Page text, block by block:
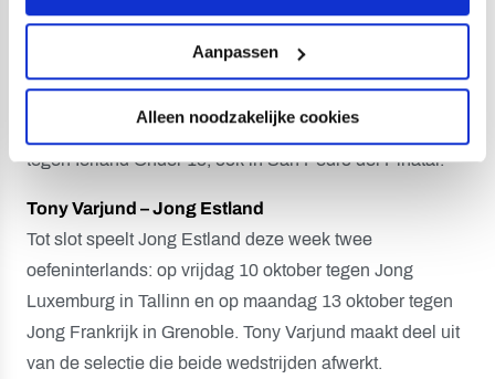
Aanpassen
Alleen noodzakelijke cookies
Oranje Onder 18, en treft dus mede-FC Utrechter Jaygo
van Ommeren. Dit duel staat gepland voor vrijdag 10
oktober in Murcia. Op maandag 13 oktober speelt Polen
tegen Ierland Onder 18, ook in San Pedro del Pinatar.
Tony Varjund – Jong Estland
Tot slot speelt Jong Estland deze week twee
oefeninterlands: op vrijdag 10 oktober tegen Jong
Luxemburg in Tallinn en op maandag 13 oktober tegen
Jong Frankrijk in Grenoble. Tony Varjund maakt deel uit
van de selectie die beide wedstrijden afwerkt.